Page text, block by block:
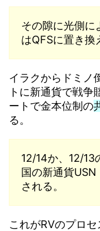
その隙に光側に
はQFSに置き換
イラクからドミノ
トに新通貨で戦争
ートで金本位制の
る。
12/14か、12/13
国の新通貨
される。
これがRVのプロ